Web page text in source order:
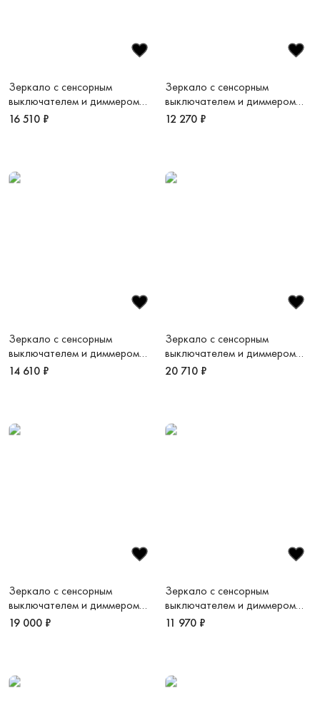
Зеркало c сенсорным
выключателем и диммером
800x800 LED VLM-3DE800B-
16 510 ₽
Зеркало c сенсорным
выключателем и диммером
700x700 LED VLM-3DE700B
12 270 ₽
Зеркало c сенсорным
выключателем и диммером
700x700 LED VLM-3DE700B-2
14 610 ₽
Зеркало c сенсорным
выключателем и диммером
1200х800 LED VLM-3VC120B-
20 710 ₽
Зеркало c сенсорным
выключателем и диммером
1200х800 LED VLM-3VC120B
19 000 ₽
Зеркало c сенсорным
выключателем и диммером
600х800 LED VLM-3VC600B
11 970 ₽